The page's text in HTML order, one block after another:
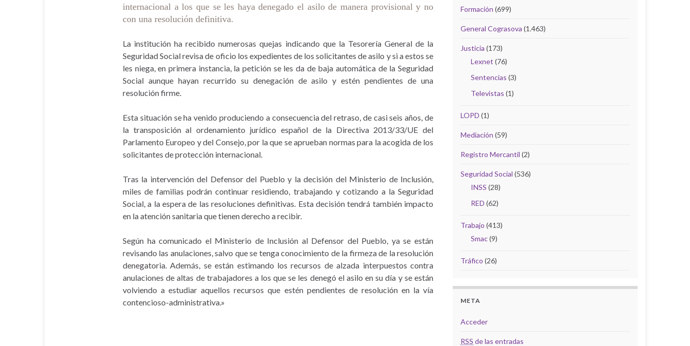
internacional a los que se les haya denegado el asilo de manera provisional y no
con una resolución definitiva.
La institución ha recibido numerosas quejas indicando que la Tesorería General de la
Seguridad Social revisa de oficio los expedientes de los solicitantes de asilo y si a estos se
les niega, en primera instancia, la petición se les da de baja automática de la Seguridad
Social aunque hayan recurrido su denegación de asilo y estén pendientes de una
resolución firme.
Esta situación se ha venido produciendo a consecuencia del retraso, de casi seis años, de
la transposición al ordenamiento jurídico español de la Directiva 2013/33/UE del
Parlamento Europeo y del Consejo, por la que se aprueban normas para la acogida de los
solicitantes de protección internacional.
Tras la intervención del Defensor del Pueblo y la decisión del Ministerio de Inclusión,
miles de familias podrán continuar residiendo, trabajando y cotizando a la Seguridad
Social, a la espera de las resoluciones definitivas. Esta decisión tendrá también impacto
en la atención sanitaria que tienen derecho a recibir.
Según ha comunicado el Ministerio de Inclusión al Defensor del Pueblo, ya se están
revisando las anulaciones, salvo que se tenga conocimiento de la firmeza de la resolución
denegatoria. Además, se están estimando los recursos de alzada interpuestos contra
anulaciones de altas de trabajadores a los que se les denegó el asilo en su día y se están
volviendo a estudiar aquellos recursos que estén pendientes de resolución en la vía
contencioso-administrativa.»
Formación (699)
General Cograsova (1.463)
Justicia (173)
Lexnet (76)
Sentencias (3)
Televistas (1)
LOPD (1)
Mediación (59)
Registro Mercantil (2)
Seguridad Social (536)
INSS (28)
RED (62)
Trabajo (413)
Smac(9)
Tráfico (26)
META
Acceder
RSS de las entradas